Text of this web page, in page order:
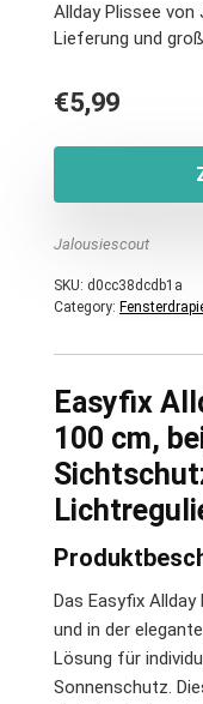
Allday Plissee
Lieferung und
€5,99
Jalousiescout
SKU: d0cc38dcdb1a
Category:
Easyfix
100 cm,
Das Easyfix
und in der
Lösung für
Sonnenschutz.